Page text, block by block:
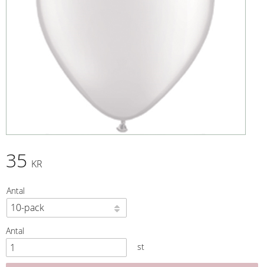
35 KR
Antal
Antal
st